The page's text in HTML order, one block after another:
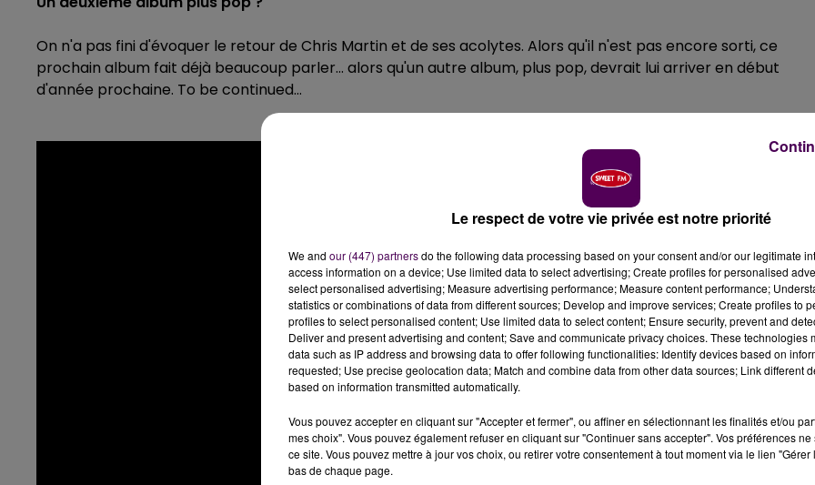
On n'a pas fini d'évoquer le retour de Chris Martin et de ses acolytes. Alors qu'il n'est pas encore sorti, ce
prochain album fait déjà beaucoup parler... alors qu'un autre album, plus pop, devrait lui arriver en début
d'année prochaine. To be continued...
Le respect de votre vie privée est notre priorité
We and our (447) partnersdo the following data processing based on your consent and/or our legitimate
access information on a device; Use limited data to select advertising; Create profiles for personalised
select personalised advertising; Measure advertising performance; Measure content performance;
statistics or combinations of data from different sources; Develop and improve services; Create profiles to
profiles to select personalised content; Use limited data to select content; Ensure security, prevent and
Deliver and present advertising and content; Save and communicate privacy choices. These technologies
data such as IP address and browsing data to offer following functionalities: Identify devices based on
requested; Use precise geolocation data; Match and combine data from other data sources; Link different
based on information transmitted automatically.
Vous pouvez accepter en cliquant sur "Accepter et fermer", ou affiner en sélectionnant les finalités et/ou
mes choix". Vous pouvez également refuser en cliquant sur "Continuer sans accepter". Vos préférences
ce site. Vous pouvez mettre à jour vos choix, ou retirer votre consentement à tout moment via le lien
bas de chaque page.